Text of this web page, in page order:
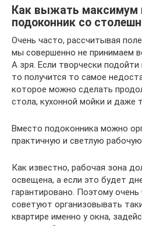
Как выжать максимум
подоконник со
Очень часто, рассчитывая
мы совершенно не принимаем
А зря. Если творчески
то получится то самое
которое можно сделать
стола, кухонной мойки и даже
Вместо подоконника можно
практичную и светлую
Как известно, рабочая зона
освещена, а если это будет
гарантировано. Поэтому
советуют организовывать
квартире именно у окна,